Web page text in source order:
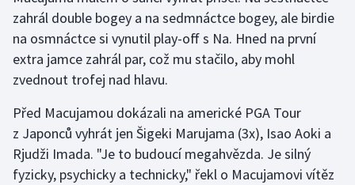
Jezdectví
Judo
Lezení
Lyže a snowboard
zahrál double bogey a na sedmnáctce bogey, ale birdie
na osmnáctce si vynutil play-off s Na. Hned na první
extra jamce zahrál par, což mu stačilo, aby mohl
zvednout trofej nad hlavu.
Před Macujamou dokázali na americké PGA Tour
z Japonců vyhrát jen Šigeki Marujama (3x), Isao Aoki a
Rjudži Imada. "Je to budoucí megahvězda. Je silný
fyzicky, psychicky a technicky," řekl o Macujamovi vítěz